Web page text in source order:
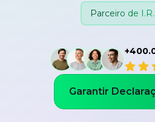
Parceiro de
Garantir